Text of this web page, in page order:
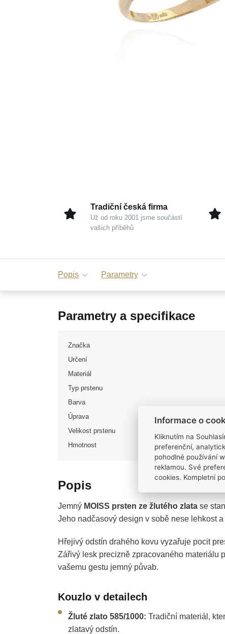
Tradiční česká firma
Už od roku 2001 jsme součástí
vašich příběhů
Popis Parametry
Parametry a specifikace
Značka
Určení
Materiál
Typ prstenu
Barva
Úprava
Velikost prstenu
Hmotnost
Popis
Jemný MOISS prsten ze žlutého zlata se
Jeho nadčasový design v sobě nese lehkost
Hřejivý odstín drahého kovu vyzařuje pocit
Zářivý lesk precizně zpracovaného materiálu
vašemu gestu jemný půvab.
Kouzlo v detailech
Žluté zlato 585/1000: Tradiční materiál,
zlatavý odstín.
Informace o
Kliknutím na
preferenční,
pohodlné používání
reklamou. Své
cookies. Kompletní